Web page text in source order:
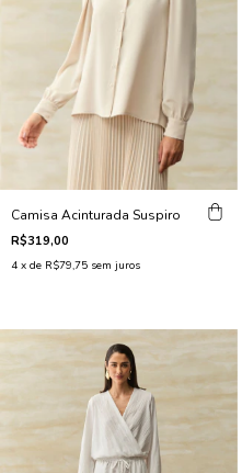
Camisa Acinturada Suspiro
R$319,00
4 x de R$79,75 sem juros